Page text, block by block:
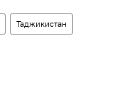
Таджикистан